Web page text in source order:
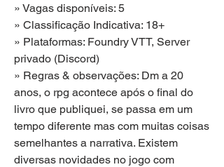
» Vagas disponíveis: 5
» Classificação Indicativa: 18+
» Plataformas: Foundry VTT, Server
privado (Discord)
» Regras & observações: Dm a 20
anos, o rpg acontece após o final do
livro que publiquei, se passa em um
tempo diferente mas com muitas coisas
semelhantes a narrativa. Existem
diversas novidades no jogo com